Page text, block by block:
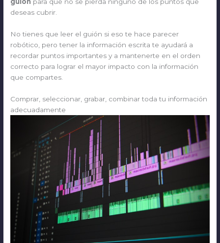
deseas cubrir.
No tienes que leer el guión si eso te hace parecer
robótico, pero tener la información escrita te ayudará a
recordar puntos importantes y a mantenerte en el orden
correcto para lograr el mayor impacto con la información
que compartes.
Comprar, seleccionar, grabar, combinar toda tu información
adecuadamente